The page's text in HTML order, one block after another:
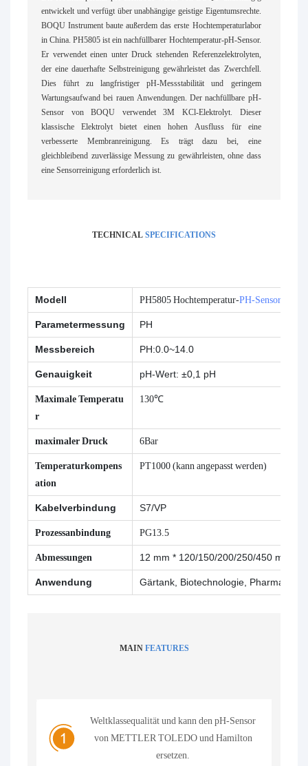
entwickelt und verfügt über unabhängige geistige Eigentumsrechte.
BOQU Instrument baute außerdem das erste Hochtemperaturlabor
in China. PH5805 ist ein nachfüllbarer Hochtemperatur-pH-Sensor.
Er verwendet einen unter Druck stehenden Referenzelektrolyten,
der eine dauerhafte Selbstreinigung gewährleistet das Zwerchfell.
Dies führt zu langfristiger pH-Messstabilität und geringem
Wartungsaufwand bei rauen Anwendungen. Der nachfüllbare pH-
Sensor von BOQU verwendet 3M KCl-Elektrolyt. Dieser
klassische Elektrolyt bietet einen hohen Ausfluss für eine
verbesserte Membranreinigung. Es trägt dazu bei, eine
gleichbleibend zuverlässige Messung zu gewährleisten, ohne dass
eine Sensorreinigung erforderlich ist.
TECHNICAL SPECIFICATIONS
Modell PH5805 Hochtemperatur-PH-Sensor
Parametermessung PH
Messbereich PH:0.0~14.0
Genauigkeit pH-Wert: ±0,1 pH
Maximale Temperatu
r
130℃
maximaler Druck 6Bar
Temperaturkompens
ation
PT1000 (kann angepasst werden)
Kabelverbindung S7/VP
Prozessanbindung PG13.5
Abmessungen 12 mm * 120/150/200/250/450 mm
Anwendung Gärtank, Biotechnologie,
MAIN FEATURES
Weltklassequalität und kann den pH-Sensor
von METTLER TOLEDO und Hamilton
ersetzen.